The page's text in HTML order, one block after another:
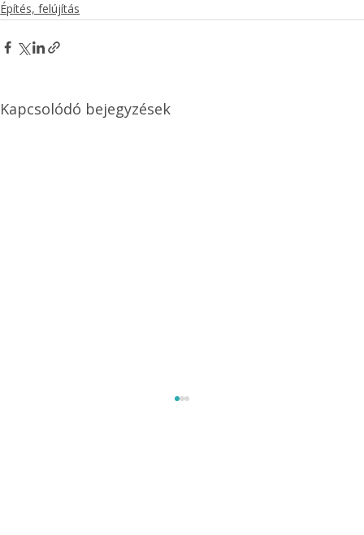
Építés, felújítás
Kapcsolódó bejegyzések